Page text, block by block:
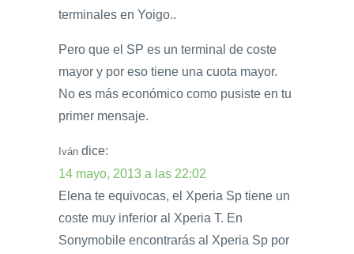
terminales en Yoigo..
Pero que el SP es un terminal de coste
mayor y por eso tiene una cuota mayor.
No es más económico como pusiste en tu
primer mensaje.
Iván dice:
14 mayo, 2013 a las 22:02
Elena te equivocas, el Xperia Sp tiene un
coste muy inferior al Xperia T. En
Sonymobile encontrarás al Xperia Sp por